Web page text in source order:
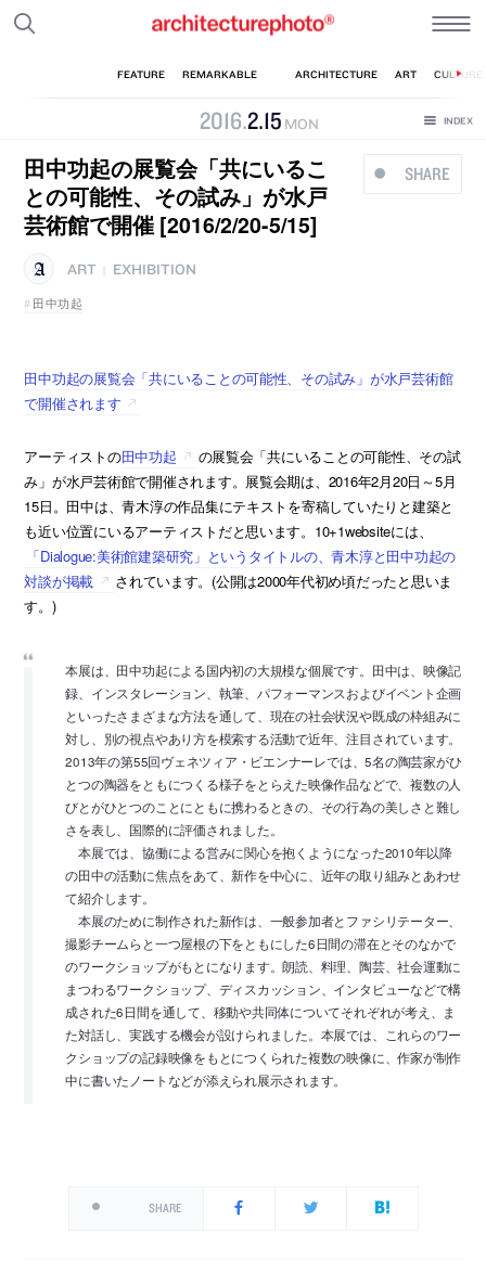
2016.2.15 MON
SHARE
田中功起の展覧会「共にいるこ
との可能性、その試み」が水戸
芸術館で開催 [2016/2/20-5/15]
ART
EXHIBITION
田中功起
田中功起の展覧会「共にいることの可能性、その試み」が水戸芸術館
で開催されます
アーティストの田中功起
の展覧会「共にいることの可能性、その試
み」が水戸芸術館で開催されます。展覧会期は、2016年2月20日～5月
15日。田中は、青木淳の作品集にテキストを寄稿していたりと建築と
も近い位置にいるアーティストだと思います。10+1websiteには、
「Dialogue:美術館建築研究」というタイトルの、青木淳と田中功起の
対談が掲載
されています。(公開は2000年代初め頃だったと思いま
す。)
本展は、田中功起による国内初の大規模な個展です。田中は、映像記
録、インスタレーション、執筆、パフォーマンスおよびイベント企画
といったさまざまな方法を通して、現在の社会状況や既成の枠組みに
対し、別の視点やあり方を模索する活動で近年、注目されています。
2013年の第55回ヴェネツィア・ビエンナーレでは、5名の陶芸家がひ
とつの陶器をともにつくる様子をとらえた映像作品などで、複数の人
びとがひとつのことにともに携わるときの、その行為の美しさと難し
さを表し、国際的に評価されました。
本展では、協働による営みに関心を抱くようになった2010年以降
の田中の活動に焦点をあて、新作を中心に、近年の取り組みとあわせ
て紹介します。
本展のために制作された新作は、一般参加者とファシリテーター、
撮影チームらと一つ屋根の下をともにした6日間の滞在とそのなかで
のワークショップがもとになります。朗読、料理、陶芸、社会運動に
まつわるワークショップ、ディスカッション、インタビューなどで構
成された6日間を通して、移動や共同体についてそれぞれが考え、ま
た対話し、実践する機会が設けられました。本展では、これらのワー
クショップの記録映像をもとにつくられた複数の映像に、作家が制作
中に書いたノートなどが添えられ展示されます。
SHARE